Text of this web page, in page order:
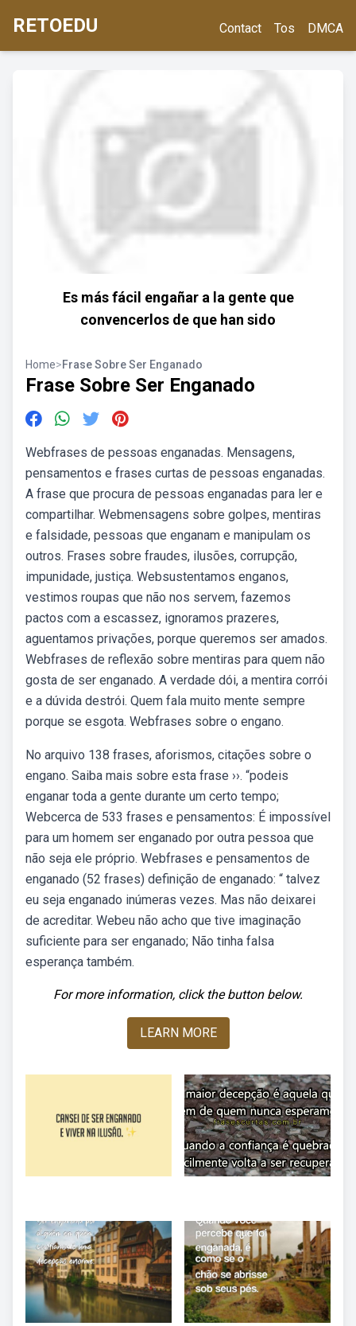
RETOEDU Contact Tos DMCA
Es más fácil engañar a la gente que
convencerlos de que han sido
Home>Frase Sobre Ser Enganado
Frase Sobre Ser Enganado
Webfrases de pessoas enganadas. Mensagens,
pensamentos e frases curtas de pessoas enganadas.
A frase que procura de pessoas enganadas para ler e
compartilhar. Webmensagens sobre golpes, mentiras
e falsidade, pessoas que enganam e manipulam os
outros. Frases sobre fraudes, ilusões, corrupção,
impunidade, justiça. Websustentamos enganos,
vestimos roupas que não nos servem, fazemos
pactos com a escassez, ignoramos prazeres,
aguentamos privações, porque queremos ser amados.
Webfrases de reflexão sobre mentiras para quem não
gosta de ser enganado. A verdade dói, a mentira corrói
e a dúvida destrói. Quem fala muito mente sempre
porque se esgota. Webfrases sobre o engano.
No arquivo 138 frases, aforismos, citações sobre o
engano. Saiba mais sobre esta frase ››. “podeis
enganar toda a gente durante um certo tempo;
Webcerca de 533 frases e pensamentos: É impossível
para um homem ser enganado por outra pessoa que
não seja ele próprio. Webfrases e pensamentos de
enganado (52 frases) definição de enganado: “ talvez
eu seja enganado inúmeras vezes. Mas não deixarei
de acreditar. Webeu não acho que tive imaginação
suficiente para ser enganado; Não tinha falsa
esperança também.
For more information, click the button below.
LEARN MORE